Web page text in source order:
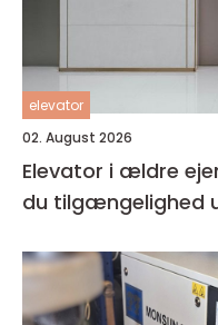
elevator
02. August 2026
Elevator i ældre
du tilgængelighed